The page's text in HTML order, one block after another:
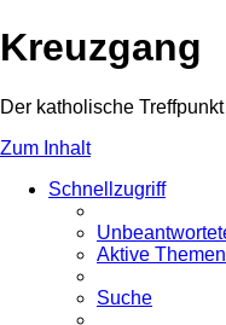
Kreuzgang
Der katholische
Zum Inhalt
Schnellzugriff
Aktive Themen
Suche